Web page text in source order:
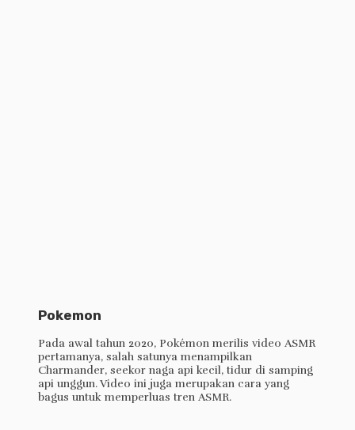
Pokemon
Pada awal tahun 2020, Pokémon merilis video ASMR
pertamanya, salah satunya menampilkan
Charmander, seekor naga api kecil, tidur di samping
api unggun. Video ini juga merupakan cara yang
bagus untuk memperluas tren ASMR.